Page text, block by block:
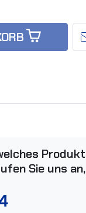
Produkt
Sie uns an,